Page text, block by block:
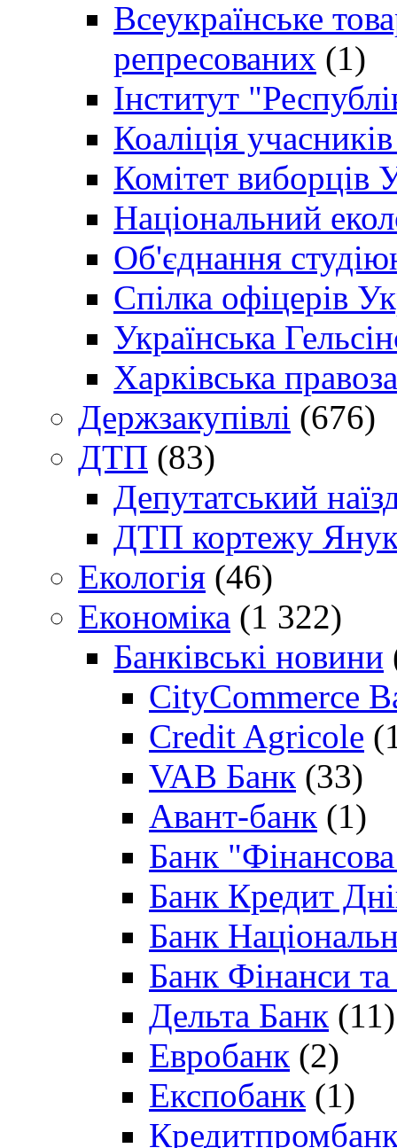
Всеукраїнське
репресованих (1)
Інститут
Коаліція
Комітет виборців
Національний
Об'єднання
Спілка офіцерів
Українська
Харківська
Держзакупівлі (676)
ДТП (83)
Депутатський
ДТП кортежу
Екологія (46)
Економіка (1 322)
Банківські новини
CityCommerce
Credit Agricole
VAB Банк (33)
Авант-банк (1)
Банк "Фінансова
Банк Кредит
Банк
Банк Фінанси
Дельта Банк (11)
Евробанк (2)
Експобанк (1)